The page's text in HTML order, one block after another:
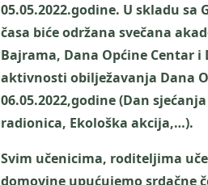
05.05.2022.godine. U skladu
časa biće održana svečana
Bajrama, Dana Općine Centar
aktivnosti obilježavanja Dana
06.05.2022,godine (Dan
radionica, Ekološka akcija,…).
Svim učenicima, roditeljima
domovine upućujemo srdačne